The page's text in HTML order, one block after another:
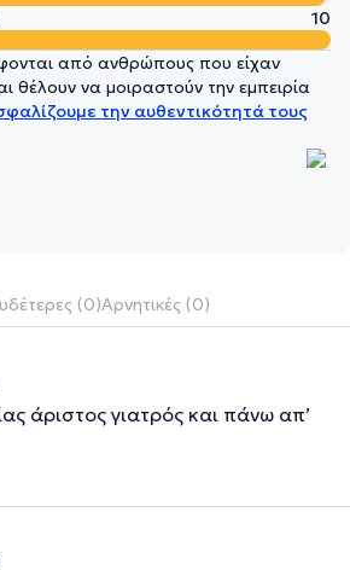
10
από ανθρώπους που είχαν
θέλουν να μοιραστούν την εμπειρία
την αυθεντικότητά τους
(0)Αρνητικές (0)
άριστος γιατρός και πάνω απ’